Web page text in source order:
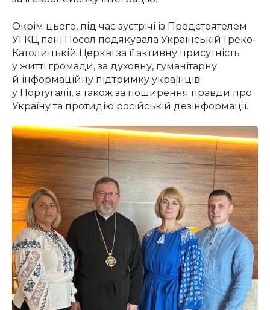
Окрім цього, під час зустрічі із Предстоятелем
УГКЦ пані Посол подякувала Українській Греко-
Католицькій Церкві за її активну присутність
у житті громади, за духовну, гуманітарну
й інформаційну підтримку українців
у Португалії, а також за поширення правди про
Україну та протидію російській дезінформації.